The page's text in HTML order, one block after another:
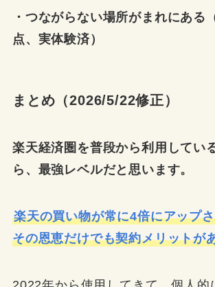
・つながらない場所がまれにある
点、実体験済）
まとめ（2026/5/22修正）
楽天経済圏を普段から利用してい
ら、最強レベルだと思います。
楽天の買い物が常に4倍にアップ
その恩恵だけでも契約メリットが